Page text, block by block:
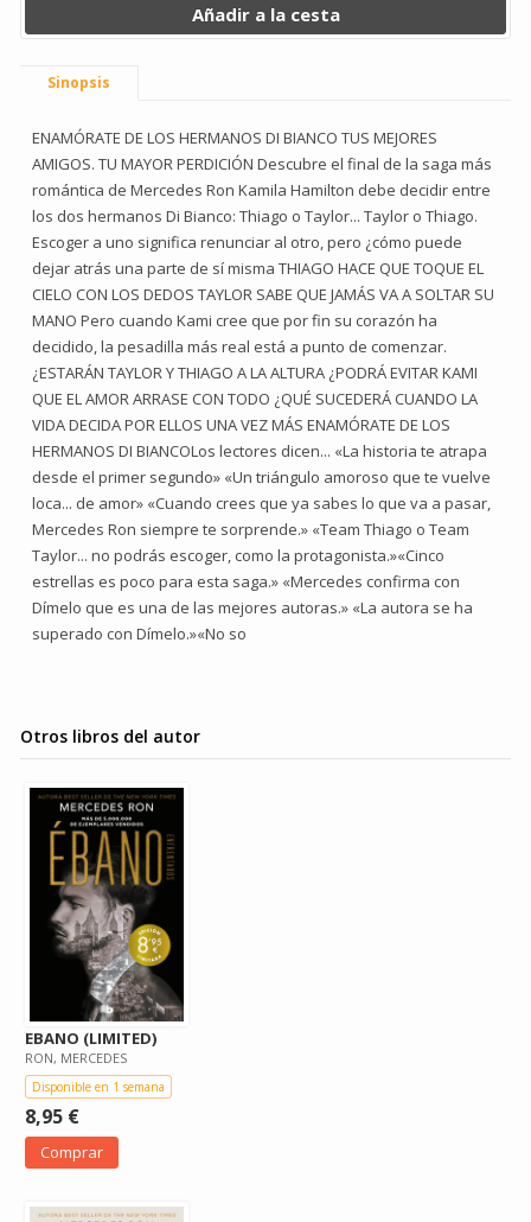
Añadir a la cesta
Sinopsis
ENAMÓRATE DE LOS HERMANOS DI BIANCO TUS MEJORES
AMIGOS. TU MAYOR PERDICIÓN Descubre el final de la saga más
romántica de Mercedes Ron Kamila Hamilton debe decidir entre
los dos hermanos Di Bianco: Thiago o Taylor... Taylor o Thiago.
Escoger a uno significa renunciar al otro, pero ¿cómo puede
dejar atrás una parte de sí misma THIAGO HACE QUE TOQUE EL
CIELO CON LOS DEDOS TAYLOR SABE QUE JAMÁS VA A SOLTAR SU
MANO Pero cuando Kami cree que por fin su corazón ha
decidido, la pesadilla más real está a punto de comenzar.
¿ESTARÁN TAYLOR Y THIAGO A LA ALTURA ¿PODRÁ EVITAR KAMI
QUE EL AMOR ARRASE CON TODO ¿QUÉ SUCEDERÁ CUANDO LA
VIDA DECIDA POR ELLOS UNA VEZ MÁS ENAMÓRATE DE LOS
HERMANOS DI BIANCOLos lectores dicen... «La historia te atrapa
desde el primer segundo» «Un triángulo amoroso que te vuelve
loca... de amor» «Cuando crees que ya sabes lo que va a pasar,
Mercedes Ron siempre te sorprende.» «Team Thiago o Team
Taylor... no podrás escoger, como la protagonista.»«Cinco
estrellas es poco para esta saga.» «Mercedes confirma con
Dímelo que es una de las mejores autoras.» «La autora se ha
superado con Dímelo.»«No so
Otros libros del autor
EBANO (LIMITED)
RON, MERCEDES
Disponible en 1 semana
8,95 €
Comprar